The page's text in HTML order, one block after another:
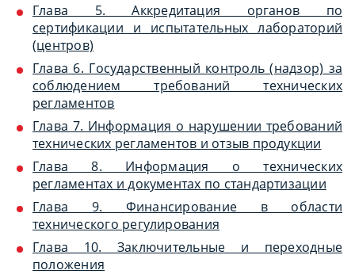
Глава 5. Аккредитация органов по
сертификации и испытательных лабораторий
(центров)
Глава 6. Государственный контроль (надзор) за
соблюдением требований технических
регламентов
Глава 7. Информация о нарушении требований
технических регламентов и отзыв продукции
Глава 8. Информация о технических
регламентах и документах по стандартизации
Глава 9. Финансирование в области
технического регулирования
Глава 10. Заключительные и переходные
положения